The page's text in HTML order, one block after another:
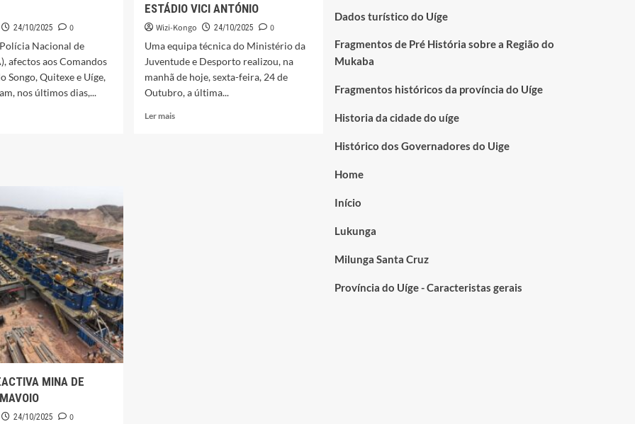
24/10/2025
0
Nacional de
afectos aos Comandos
Songo, Quitexe e Uíge,
nos últimos dias,...
ESTÁDIO VICI ANTÓNIO
Wizi-Kongo 24/10/2025
0
Uma equipa técnica do Ministério da
Juventude e Desporto realizou, na
manhã de hoje, sexta-feira, 24 de
Outubro, a última...
Ler maisLeia
MINA DE
24/10/2025
0
Dados turístico do Uíge
Fragmentos de Pré História sobre a Região do
Mukaba
Fragmentos históricos da província do Uíge
Historia da cidade do uíge
Histórico dos Governadores do Uige
Home
Início
Lukunga
Milunga Santa Cruz
Província do Uíge - Caracteristas gerais